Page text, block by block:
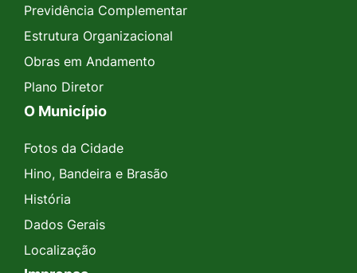
Previdência Complementar
Estrutura Organizacional
Obras em Andamento
Plano Diretor
O Município
Fotos da Cidade
Hino, Bandeira e Brasão
História
Dados Gerais
Localização